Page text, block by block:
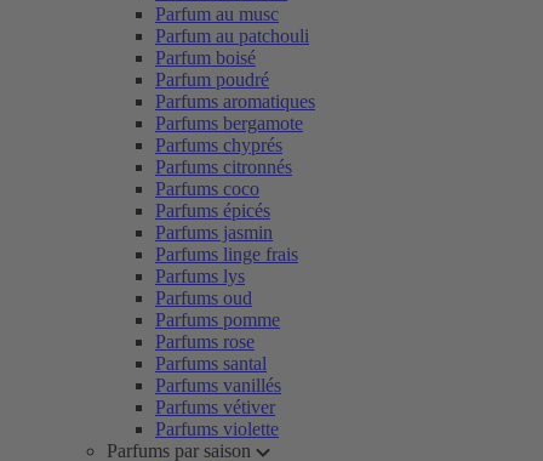
Parfum au musc
Parfum au patchouli
Parfum boisé
Parfum poudré
Parfums aromatiques
Parfums bergamote
Parfums chyprés
Parfums citronnés
Parfums coco
Parfums épicés
Parfums jasmin
Parfums linge frais
Parfums lys
Parfums oud
Parfums pomme
Parfums rose
Parfums santal
Parfums vanillés
Parfums vétiver
Parfums violette
Parfums par saison